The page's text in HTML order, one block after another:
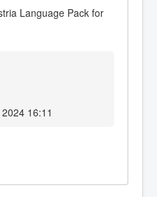
Language Pack for
16:11